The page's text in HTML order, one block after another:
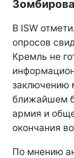
В ISW
опросов
Кремль не
заключению
ближайшем
армия и
окончания
По мнению